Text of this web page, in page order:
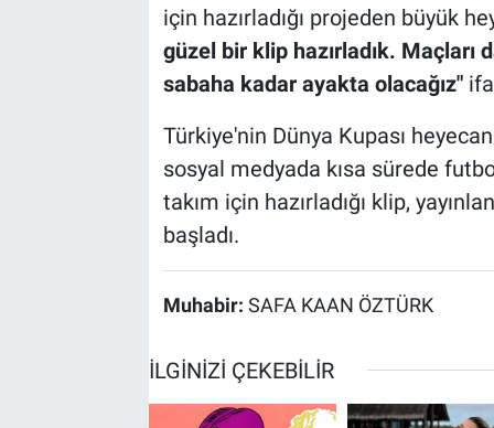
için hazırladığı projeden büyük
güzel bir klip hazırladık. Maçları
sabaha kadar ayakta olacağız"
Türkiye'nin Dünya Kupası
sosyal medyada kısa sürede
takım için hazırladığı klip,
başladı.
Muhabir: SAFA KAAN ÖZTÜRK